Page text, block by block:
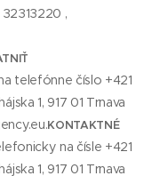
,
telefónne číslo +421
1, 917 01 Trnava
KONTAKTNÉ
na čísle +421
1, 917 01 Trnava